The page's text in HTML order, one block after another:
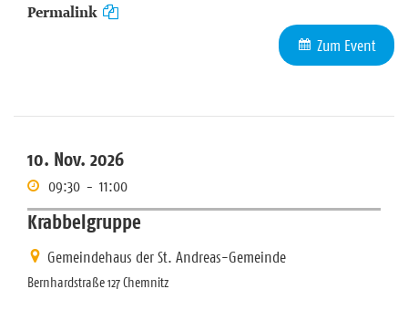
Permalink
Zum Event
10. Nov. 2026
09:30 - 11:00
Krabbelgruppe
Gemeindehaus der St. Andreas-Gemeinde
Bernhardstraße 127 Chemnitz